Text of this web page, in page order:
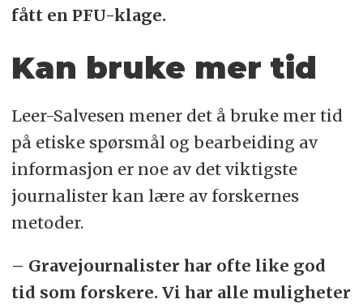
fått en PFU-klage.
Kan bruke mer tid
Leer-Salvesen mener det å bruke mer tid
på etiske spørsmål og bearbeiding av
informasjon er noe av det viktigste
journalister kan lære av forskernes
metoder.
– Gravejournalister har ofte like god
tid som forskere. Vi har alle muligheter